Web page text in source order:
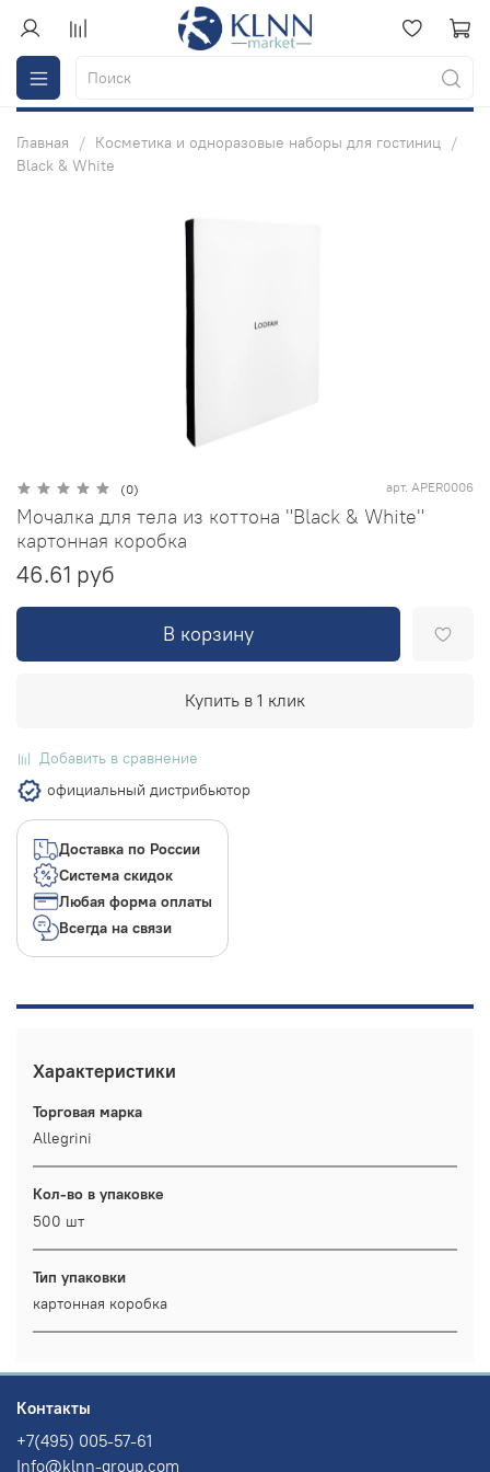
Главная
Косметика и одноразовые наборы для гостиниц
Black & White
(0) арт. APER0006
Мочалка для тела из коттона "Black & White"
картонная коробка
46.61 руб
В корзину
Купить в 1 клик
Добавить в сравнение
официальный дистрибьютор
Доставка по России
Система скидок
Любая форма оплаты
Всегда на связи
Характеристики
Торговая марка
Allegrini
Кол-во в упаковке
500 шт
Тип упаковки
картонная коробка
Контакты
+7(495) 005-57-61
Info@klnn-group.com